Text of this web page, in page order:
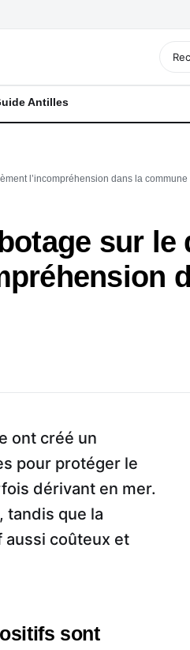
Antilles
l’incompréhension dans la commune
sur
ont créé un
pour protéger le
dérivant en mer.
tandis que la
coûteux et
sont